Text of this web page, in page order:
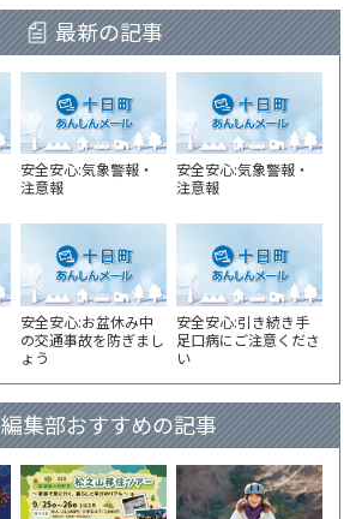
最新の記事
安全安心:気象警報・
注意報
安全安心:気象警報・
注意報
安全安心:お盆休み中
の交通事故を防ぎまし
ょう
安全安心:引き続き手
足口病にご注意くださ
い
編集部おすすめの記事